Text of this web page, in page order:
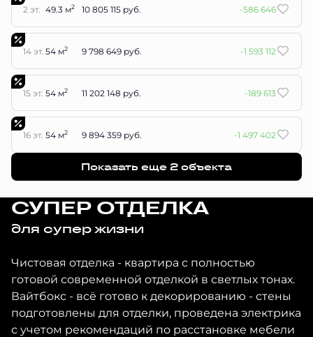
2 эт. 49.3 м2 10 805 115 руб. -586 646
14 эт. 54 м2 9 798 649 руб. -1 593 112
15 эт. 54 м2 11 202 148 руб. -189 613
16 эт. 54 м2 9 894 359 руб. -1 497 402
Показать еще 2 объектa
СУПЕР ОТДЕЛКА
для супер жизни
Чистовая отделка - квартира с полностью
готовой современной отделкой в светлых тонах.
Вайтбокс - всё готово к декорированию - стены
подготовлены для отделки, проведена электрика
с учетом рекомендаций по расстановке мебели